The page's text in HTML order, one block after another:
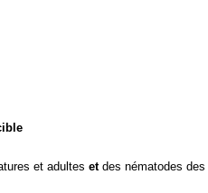
et adultes etdes nématodes